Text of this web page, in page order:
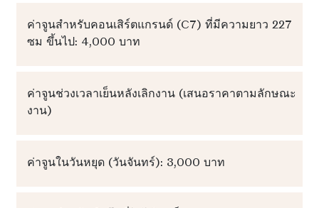
ค่าจูนสำหรับคอนเสิร์ตแกรนด์ (C7) ที่มีความยาว 227
ซม ขึ้นไป: 4,000 บาท
ค่าจูนช่วงเวลาเย็นหลังเลิกงาน (เสนอราคาตามลักษณะ
งาน)
ค่าจูนในวันหยุด (วันจันทร์): 3,000 บาท